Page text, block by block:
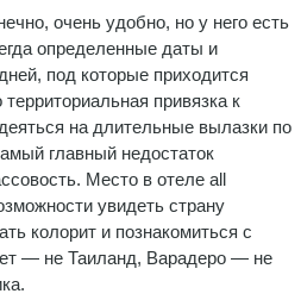
очень удобно, но у него есть
определенные даты и
под которые приходится
привязка к
на длительные вылазки по
главный недостаток
Место в отеле all
увидеть страну
колорит и познакомиться с
— не Таиланд, Варадеро — не